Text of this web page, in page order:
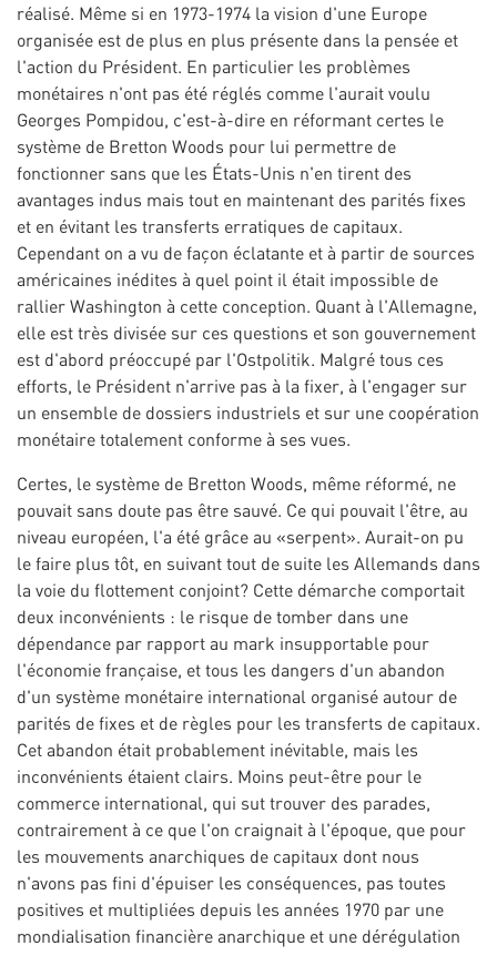
réalisé. Même si en 1973-1974 la vision d'une Europe
organisée est de plus en plus présente dans la pensée et
l'action du Président. En particulier les problèmes
monétaires n'ont pas été réglés comme l'aurait voulu
Georges Pompidou, c'est-à-dire en réformant certes le
système de Bretton Woods pour lui permettre de
fonctionner sans que les États-Unis n'en tirent des
avantages indus mais tout en maintenant des parités fixes
et en évitant les transferts erratiques de capitaux.
Cependant on a vu de façon éclatante et à partir de sources
américaines inédites à quel point il était impossible de
rallier Washington à cette conception. Quant à l'Allemagne,
elle est très divisée sur ces questions et son gouvernement
est d'abord préoccupé par l'Ostpolitik. Malgré tous ces
efforts, le Président n'arrive pas à la fixer, à l'engager sur
un ensemble de dossiers industriels et sur une coopération
monétaire totalement conforme à ses vues.
Certes, le système de Bretton Woods, même réformé, ne
pouvait sans doute pas être sauvé. Ce qui pouvait l'être, au
niveau européen, l'a été grâce au «serpent». Aurait-on pu
le faire plus tôt, en suivant tout de suite les Allemands dans
la voie du flottement conjoint? Cette démarche comportait
deux inconvénients : le risque de tomber dans une
dépendance par rapport au mark insupportable pour
l'économie française, et tous les dangers d'un abandon
d'un système monétaire international organisé autour de
parités de fixes et de règles pour les transferts de capitaux.
Cet abandon était probablement inévitable, mais les
inconvénients étaient clairs. Moins peut-être pour le
commerce international, qui sut trouver des parades,
contrairement à ce que l'on craignait à l'époque, que pour
les mouvements anarchiques de capitaux dont nous
n'avons pas fini d'épuiser les conséquences, pas toutes
positives et multipliées depuis les années 1970 par une
mondialisation financière anarchique et une dérégulation